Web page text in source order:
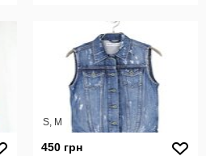
S, M
450 грн